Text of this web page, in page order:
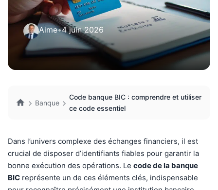
Aime•4 juin 2026
Banque
Code banque BIC : comprendre et utiliser
ce code essentiel
Dans l’univers complexe des échanges financiers, il est
crucial de disposer d’identifiants fiables pour garantir la
bonne exécution des opérations. Le code de la banque
BIC représente un de ces éléments clés, indispensable